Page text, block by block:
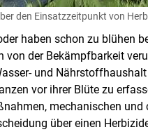
den Einsatzzeitpunkt von
haben schon zu blühen
von der Bekämpfbarkeit
und
vor ihrer Blüte zu
mechanischen
über einen